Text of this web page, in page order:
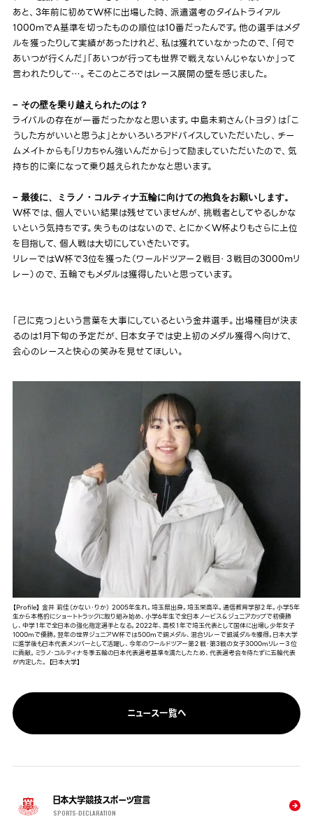
あと、3年前に初めてW杯に出場した時、派遣選考のタイムトライアル
1000mでA基準を切ったものの順位は10番だったんです。他の選手はメダ
ルを獲ったりして実績があったけれど、私は獲れていなかったので、「何で
あいつが行くんだ」「あいつが行っても世界で戦えないんじゃないか」って
言われたりして…。そこのところではレース展開の壁を感じました。
− その壁を乗り越えられたのは？
ライバルの存在が一番だったかなと思います。中島未莉さん（トヨタ）は「こ
うした方がいいと思うよ」とかいろいろアドバイスしていただいたし、チー
ムメイトからも「リカちゃん強いんだから」って励ましていただいたので、気
持ち的に楽になって乗り越えられたかなと思います。
− 最後に、ミラノ・コルティナ五輪に向けての抱負をお願いします。
W杯では、個人でいい結果は残せていませんが、挑戦者としてやるしかな
いという気持ちです。失うものはないので、とにかくW杯よりもさらに上位
を目指して、個人戦は大切にしていきたいです。
リレーではW杯で3位を獲った（ワールドツアー２戦目・３戦目の3000mリ
レー）ので、五輪でもメダルは獲得したいと思っています。
「己に克つ」という言葉を大事にしているという金井選手。出場種目が決ま
るのは1月下旬の予定だが、日本女子では史上初のメダル獲得へ向けて、
会心のレースと快心の笑みを見せてほしい。
【Profile】 金井 莉佳（かない・りか） 2005年生れ。埼玉県出身。埼玉栄高卒。通信教育学部２年。小学5年
生から本格的にショートトラックに取り組み始め、小学6年生で全日本ノービス＆ジュニアカップで初優勝
し、中学１年で全日本の強化指定選手となる。2022年、高校１年で埼玉代表として国体に出場し少年女子
1000mで優勝。翌年の世界ジュニアW杯では500mで銅メダル、混合リレーで銀滅ダルを獲得。日本大学
に進学後も日本代表メンバーとして活躍し、今年のワールドツアー第２戦・第3戦の女子3000mリレー３位
に貢献。ミラノ・コルティナ冬季五輪の日本代表選考基準を満たしたため、代表選考会を待たずに五輪代表
が内定した。 【日本大学】
ニュース一覧へ
日本大学競技スポーツ宣言
SPORTS-DECLARATION